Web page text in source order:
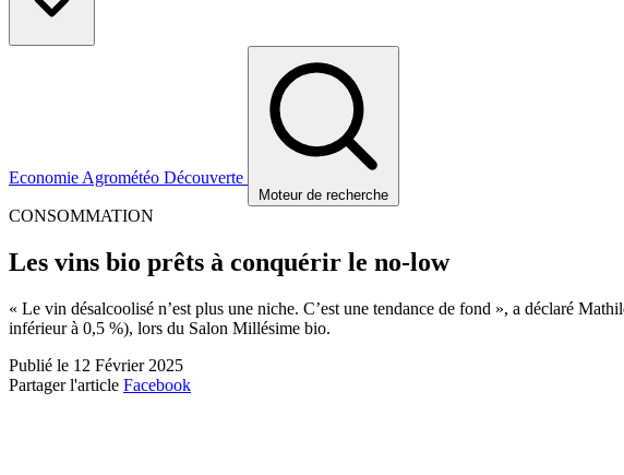
Economie Agrométéo Découverte
Moteur de recherche
CONSOMMATION
Les vins bio prêts à conquérir le no-low
« Le vin désalcoolisé n’est plus une niche. C’est une tendance de fond », a déclaré
inférieur à 0,5 %), lors du Salon Millésime bio.
Publié le 12 Février 2025
Partager l'article Facebook